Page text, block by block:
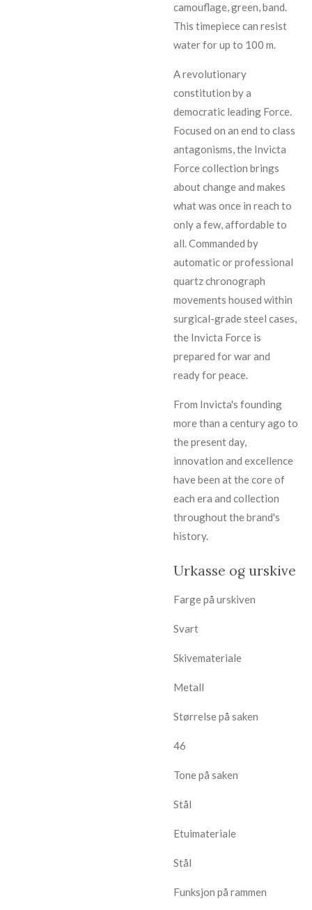
camouflage, green, band.
This timepiece can resist
water for up to 100 m.
A revolutionary
constitution by a
democratic leading Force.
Focused on an end to class
antagonisms, the Invicta
Force collection brings
about change and makes
what was once in reach to
only a few, affordable to
all. Commanded by
automatic or professional
quartz chronograph
movements housed within
surgical-grade steel cases,
the Invicta Force is
prepared for war and
ready for peace.
From Invicta's founding
more than a century ago to
the present day,
innovation and excellence
have been at the core of
each era and collection
throughout the brand's
history.
Urkasse og urskive
Farge på urskiven
Svart
Skivemateriale
Metall
Størrelse på saken
46
Tone på saken
Stål
Etuimateriale
Stål
Funksjon på rammen